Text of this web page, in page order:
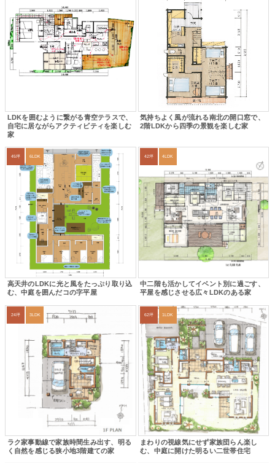
LDKを囲むように繋がる青空テラスで、
自宅に居ながらアクティビティを楽しむ
家
気持ちよく風が流れる南北の開口窓で、
2階LDKから四季の景観を楽しむ家
45坪 6LDK
高天井のLDKに光と風をたっぷり取り込
む、中庭を囲んだコの字平屋
42坪 4LDK
中二階も活かしてイベント別に過ごす、
平屋を感じさせる広々LDKのある家
24坪 3LDK
ラク家事動線で家族時間生み出す、明る
く自然を感じる狭小地3階建ての家
62坪 1LDK
まわりの視線気にせず家族団らん楽し
む、中庭に開けた明るい二世帯住宅